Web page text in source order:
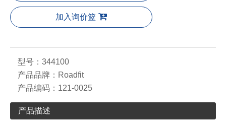
加入询价篮
型号： 344100
产品品牌： Roadfit
产品编码： 121-0025
产品描述